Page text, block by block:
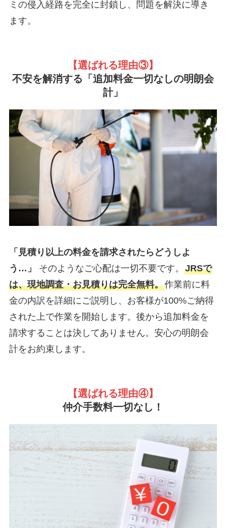
ミの侵入経路を完全に封鎖し、問題を解決に導き
ます。
【選ばれる理由③】
不安を解消する「追加料金一切なしの明朗会
計」
「見積り以上の料金を請求されたらどうしよ
う…」
そのようなご心配は一切不要です。 JRSで
は、現地調査・お見積りは完全無料。作業前に料
金の内訳を詳細にご説明し、お客様が100%ご納得
された上で作業を開始します。後から追加料金を
請求することは決してありません。安心の明朗会
計をお約束します。
【選ばれる理由④】
仲介手数料一切なし！